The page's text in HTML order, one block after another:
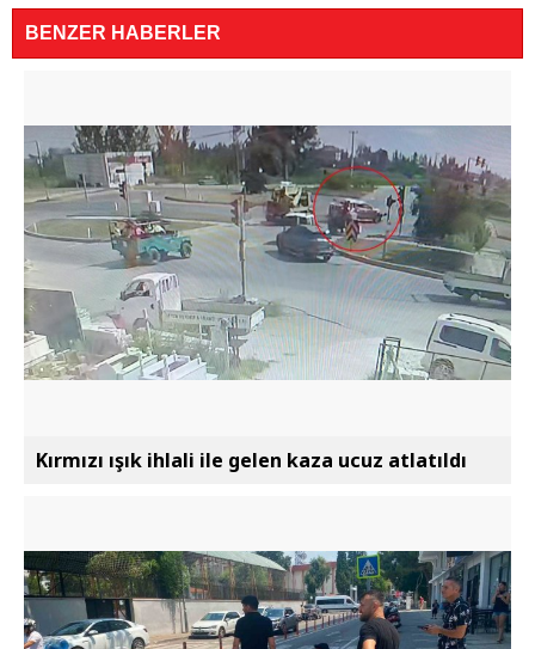
BENZER HABERLER
Kırmızı ışık ihlali ile gelen kaza ucuz atlatıldı